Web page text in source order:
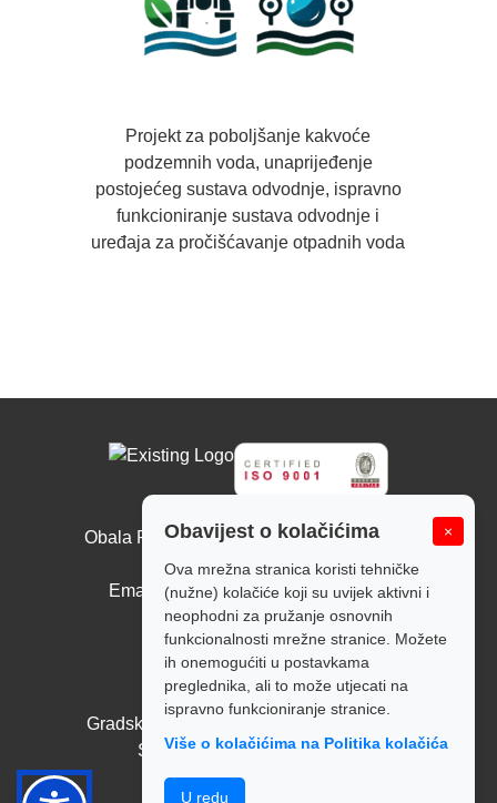
Obavijest o kolačićima ×
Ova mrežna stranica koristi tehničke
(nužne) kolačiće koji su uvijek aktivni i
neophodni za pružanje osnovnih
funkcionalnosti mrežne stranice. Možete
ih onemogućiti u postavkama
preglednika, ali to može utjecati na
ispravno funkcioniranje stranice.
Više o kolačićima na Politika kolačića
U redu
Projekt za poboljšanje kakvoće
podzemnih voda, unaprijeđenje
postojećeg sustava odvodnje, ispravno
funkcioniranje sustava odvodnje i
uređaja za pročišćavanje otpadnih voda
Obala Ruđera Boškovića 10, 44000 Sisak
Tel: +385 44 526 166
Email: tajnistvo@sisackivodovod.hr
Politika kolačića
Radno vrijeme:
Pon - Pet: 7:00 - 14:00
Gradska blagajna: Pon - Pet: 7:00 - 14:00
Subota i nedjelja: Zatvoreno
Politika privatnosti